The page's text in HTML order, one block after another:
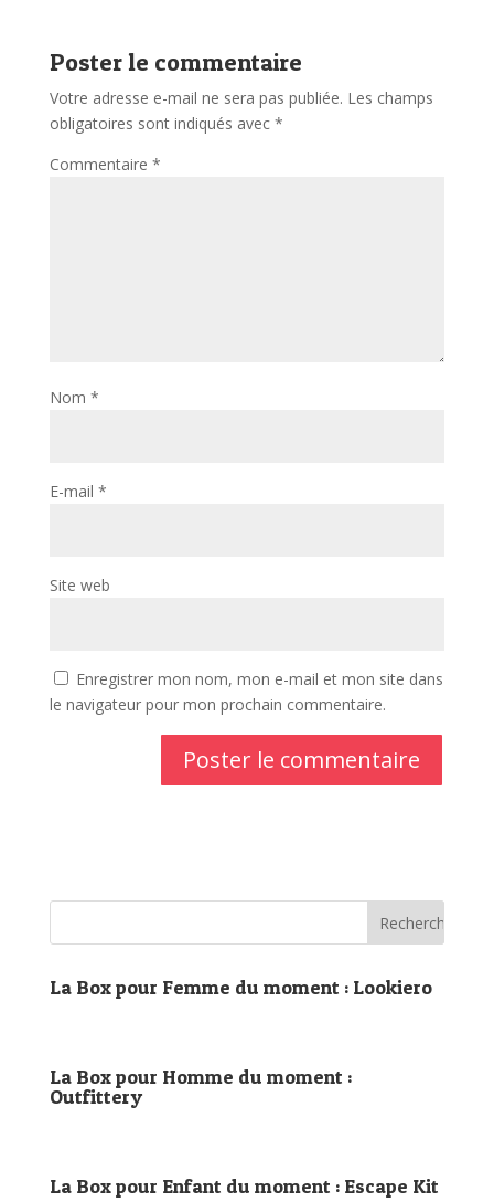
Poster le commentaire
Votre adresse e-mail ne sera pas publiée. Les champs
obligatoires sont indiqués avec *
Commentaire *
Nom *
E-mail *
Site web
Enregistrer mon nom, mon e-mail et mon site dans
le navigateur pour mon prochain commentaire.
La Box pour Femme du moment : Lookiero
La Box pour Homme du moment :
Outfittery
La Box pour Enfant du moment : Escape Kit